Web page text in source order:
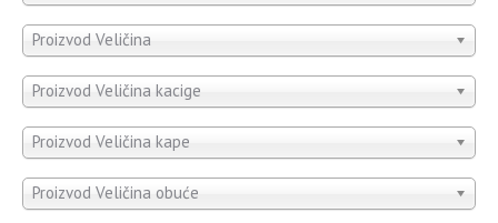
Proizvod Veličina
Proizvod Veličina kacige
Proizvod Veličina kape
Proizvod Veličina obuće